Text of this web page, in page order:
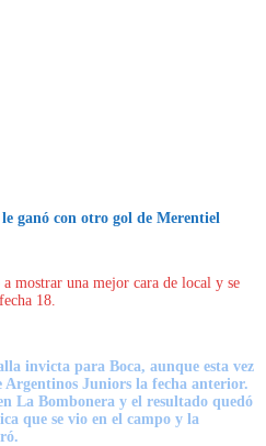
ganó con otro gol de Merentiel
mostrar una mejor cara de local y se
18.
invicta para Boca, aunque esta vez
Juniors la fecha anterior.
La Bombonera y el resultado quedó
que se vio en el campo y la